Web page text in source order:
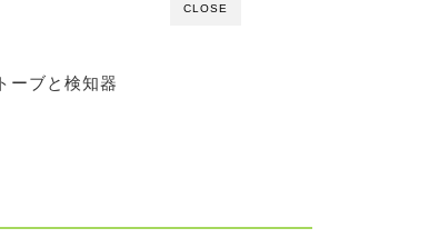
CLOSE
ーブと検知器